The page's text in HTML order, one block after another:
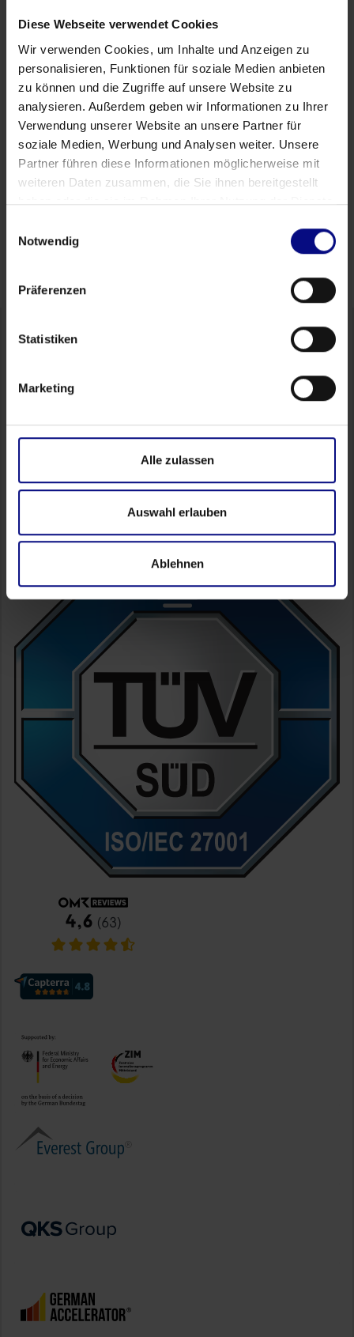
Diese Webseite verwendet Cookies
Wir verwenden Cookies, um Inhalte und Anzeigen zu
personalisieren, Funktionen für soziale Medien anbieten
zu können und die Zugriffe auf unsere Website zu
analysieren. Außerdem geben wir Informationen zu Ihrer
Verwendung unserer Website an unsere Partner für
soziale Medien, Werbung und Analysen weiter. Unsere
Partner führen diese Informationen möglicherweise mit
weiteren Daten zusammen, die Sie ihnen bereitgestellt
haben oder die sie im Rahmen Ihrer Nutzung der Dienste
Notwendig
Präferenzen
Statistiken
Marketing
Alle zulassen
Auswahl erlauben
Ablehnen
Exhibition Microsoft Partnership Podcast Power BI
PR Qlik Sense SAP Tradeshow Web seminar
YouTube
Follow Us
Academy
Self Service